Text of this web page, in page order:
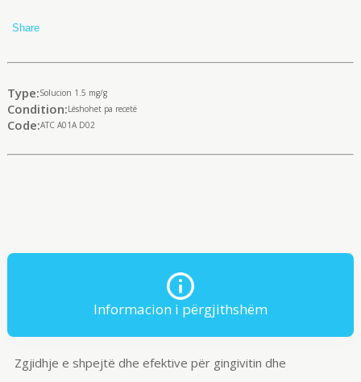
Share
Type:Solucion 1.5 mg/g
Condition:Lëshohet pa recetë
Code:ATC A01A D02
Informacion i përgjithshëm
Zgjidhje e shpejtë dhe efektive për gingivitin dhe